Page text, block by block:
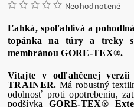
Neohodnotené
Ľahká, spoľahlivá a
topánka na túry a treky s
membránou GORE-TEX®.
Vitajte v odľahčenej verzii
TRAINER. Má robustný
odolnosť proti opotrebeniu,
podšívka GORE-TEX®